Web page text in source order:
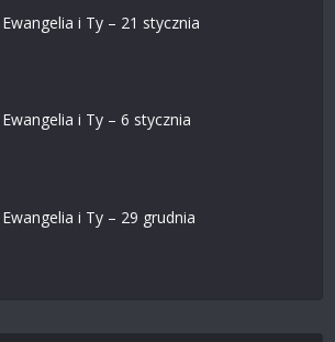
Ewangelia i Ty – 21 stycznia
Ewangelia i Ty – 6 stycznia
Ewangelia i Ty – 29 grudnia